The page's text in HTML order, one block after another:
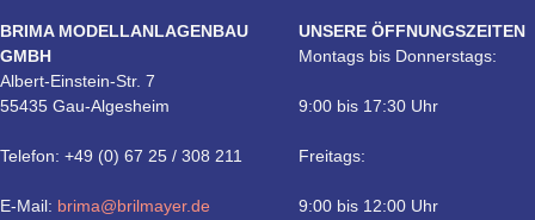
BRIMA MODELLANLAGENBAU
GMBH
Albert-Einstein-Str. 7
55435 Gau-Algesheim
Telefon: +49 (0) 67 25 / 308 211
E-Mail: brima@brilmayer.de
UNSERE ÖFFNUNGSZEITEN
Montags bis Donnerstags:
9:00 bis 17:30 Uhr
Freitags:
9:00 bis 12:00 Uhr